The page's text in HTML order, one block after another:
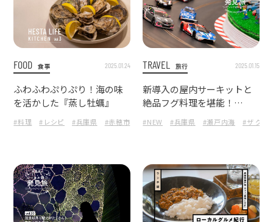
FOOD 食事 2025.01.24
ふわふわぷりぷり！海の味
を活かした『蒸し牡蠣』
#料理 #レシピ #兵庫県 #赤穂市 #牡蠣 #蒸し牡蠣 #かんたん #グルメ
TRAVEL 旅行 2025.01.15
新導入の屋内サーキットと
絶品フグ料理を堪能！
淡路島に浮かぶリゾートホ
テル宿泊記
#NEW #兵庫県 #瀬戸内海 #ザ グラ